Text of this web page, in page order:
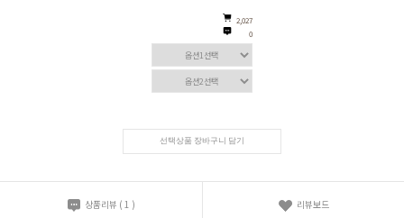
2,027
0
선택상품 장바구니 담기
상품리뷰 ( 1 ) 리뷰보드